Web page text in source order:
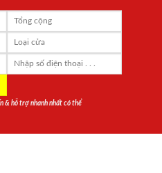
& hỗ trợ nhanh nhất có thể